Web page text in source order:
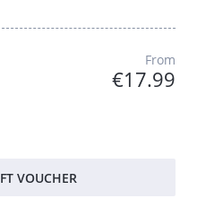
From
€17.99
VOUCHER